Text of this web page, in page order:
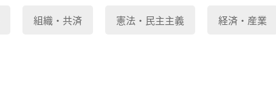
組織・共済 憲法・民主主義 経済・産業